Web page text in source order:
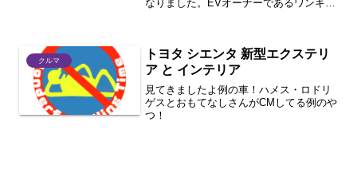
なりました。EVオーナーであるワンキル
産リーフの主要な進...
クルマ
トヨタ シエンタ 新型エクステリ
ア と インテリア
見てきましたよ例の車！ハメス・ロドリ
ゲスとおもてなしさんがCMしてる例のや
つ！